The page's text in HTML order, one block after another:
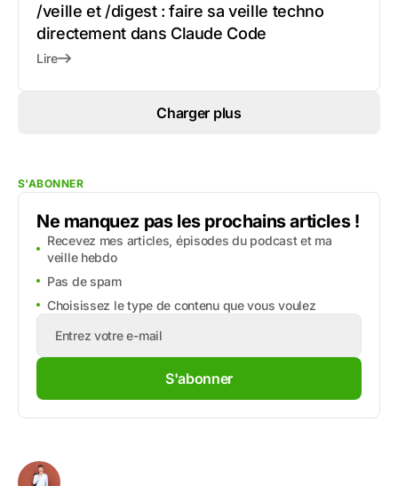
/veille et /digest : faire sa veille techno
directement dans Claude Code
Lire
Charger plus
S'ABONNER
Ne manquez pas les prochains articles !
Recevez mes articles, épisodes du podcast et ma
veille hebdo
Pas de spam
Choisissez le type de contenu que vous voulez
S'abonner